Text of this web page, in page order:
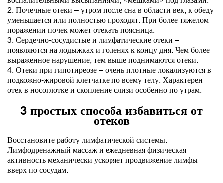
2. Почечные отеки – утром после сна в области век, к обеду
уменьшается или полностью проходят. При более тяжелом
поражении почек может отекать поясница.
3. Сердечно-сосудистые и лимфатические отеки –
появляются на лодыжках и голенях к концу дня. Чем более
выраженное нарушение, тем выше поднимаются отеки.
4. Отеки при гипотиреозе – очень плотные локализуются в
подкожно-жировой клетчатке по всему телу. Характерен
отек в носоглотке и скопление слизи особенно по утрам.
3 простых способа избавиться от
отеков
Восстановите работу лимфатической системы.
Лимфодренажный массаж и ежедневная физическая
активность механически ускоряет продвижение лимфы
вверх по сосудам.